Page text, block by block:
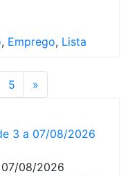
, Emprego, Lista
5 »
3 a 07/08/2026
07/08/2026